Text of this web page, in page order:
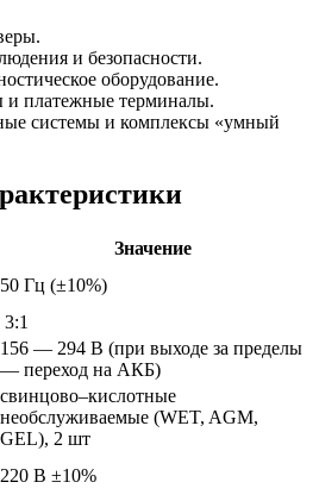
и безопасности.
оборудование.
и платежные терминалы.
системы и комплексы «умный
Значение
50 Гц (±10%)
3:1
156 — 294 В (при выходе за пределы
— переход на АКБ)
свинцово–кислотные
необслуживаемые (WET, AGM,
GEL), 2 шт
220 В ±10%